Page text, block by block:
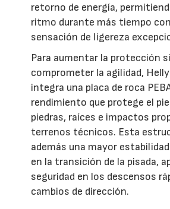
retorno de energía,
ritmo durante más tiempo
sensación de ligereza
Para aumentar la protección
comprometer la agilidad,
integra una placa de roca
rendimiento que protege el
piedras, raíces e impactos
terrenos técnicos. Esta
además una mayor
en la transición de la pisada,
seguridad en los descensos
cambios de dirección.